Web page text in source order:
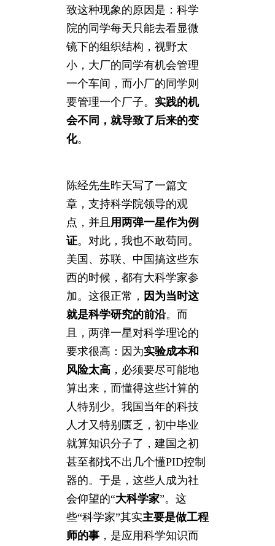
致这种现象的原因是：科学
院的同学每天只能去看显微
镜下的组织结构，视野太
小，大厂的同学有机会管理
一个车间，而小厂的同学则
要管理一个厂子。 实践的机
会不同，就导致了后来的变
化。
陈经先生昨天写了一篇文
章，支持科学院领导的观
点，并且 用两弹一星作为例
证。对此，我也不敢苟同。
美国、苏联、中国搞这些东
西的时候，都有大科学家参
加。这很正常， 因为当时这
就是科学研究的前沿。而
且，两弹一星对科学理论的
要求很高：因为实验成本和
风险太高 ，必须要尽可能地
算出来，而懂得这些计算的
人特别少。我国当年的科技
人才又特别匮乏，初中毕业
就算知识分子了，建国之初
甚至都找不出几个懂PID控制
器的。于是，这些人成为社
会仰望的“大科学家”。这
些“科学家”其实主要是做工程
师的事 ，是应用科学知识而